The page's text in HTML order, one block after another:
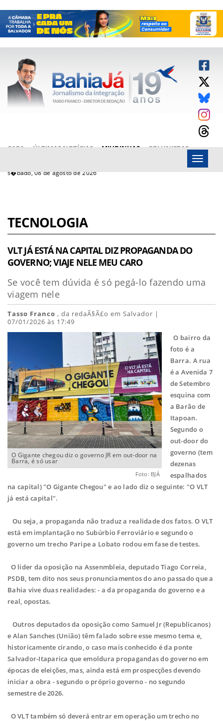
CAPA ÚLTIMAS NOTÍCIAS MIUDINHAS
COLUNISTAS
s�bado, 08 de agosto de 2026
Menu
TECNOLOGIA
VLT JÁ ESTÁ NA CAPITAL DIZ PROPAGANDA DO
GOVERNO; VIAJE NELE MEU CARO
Se você tem dúvida é só pegá-lo fazendo uma
viagem nele
Tasso Franco , da redaÃ§Ã£o em Salvador |
07/01/2026 às 17:49
O Gigante chegou diz o governo JR em out-door na
Barra, é só usar
Foto: BJÁ
O bairro da
foto é a
Barra. A rua
é a Avenida 7
de Setembro
esquina com
a Barão de
Itapoan.
Segundo o
out-door do
governo (tem
dezenas
espalhados
na capital) "O Gigante Chegou" e ao lado diz o seguinte: "O VLT
já está capital".
Ou seja, a propaganda não traduz a realidade dos fatos. O VLT
está em implantação no Subúrbio Ferroviário e segundo o
governo um trecho Paripe a Lobato rodou em fase de testes.
O lider da oposição na Assenmbleia, deputado Tiago Correia,
PSDB, tem dito nos seus pronunciamentos do ano passado que a
Bahia vive duas realidades: - a da propaganda do governo e a
real, opostas.
Outros deputados da oposição como Samuel Jr (Republicanos)
e Alan Sanches (União) têm falado sobre esse mesmo tema e,
historicamente cirando, o caso mais conhecido é da ponte
Salvador-Itaparica que emoldura propagandas do governo em
épocas de eleições, mas, ainda está em prospecções devendo
iniciar a obra - segundo o próprio governo - no segundo
semestre de 2026.
O VLT também só deverá entrar em operação um trecho no